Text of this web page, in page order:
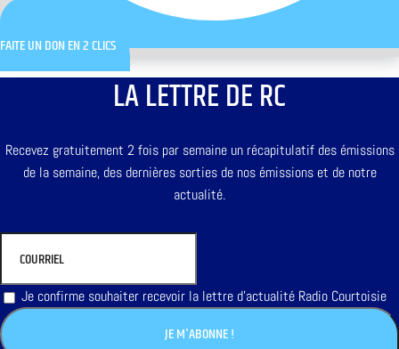
FAITE UN DON EN 2 CLICS
LA LETTRE DE RC
Recevez gratuitement 2 fois par semaine un récapitulatif des émissions
de la semaine, des dernières sorties de nos émissions et de notre
actualité.
Je confirme souhaiter recevoir la lettre d'actualité Radio Courtoisie